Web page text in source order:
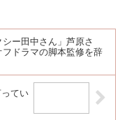
ー田中さん」芦原さ
ドラマの脚本監修を辞
てい